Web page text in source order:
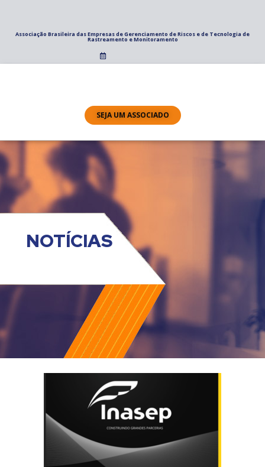
Associação Brasileira das Empresas de Gerenciamento de Riscos e de Tecnologia de
Rastreamento e Monitoramento
SEJA UM ASSOCIADO
NOTÍCIAS